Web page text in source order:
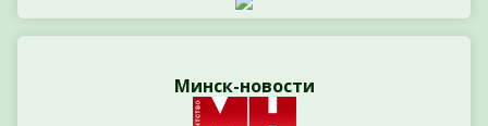
Минск-новости